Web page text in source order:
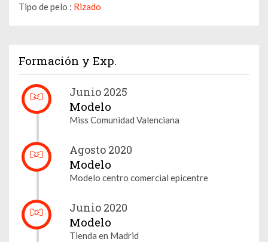
Tipo de pelo : Rizado
Formación y Exp.
Junio 2025
Modelo
Miss Comunidad Valenciana
Agosto 2020
Modelo
Modelo centro comercial epicentre
Junio 2020
Modelo
Tienda en Madrid